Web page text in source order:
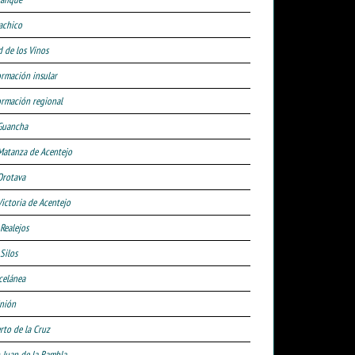
de los Vinos
insular
regional
de Acentejo
de Acentejo
de la Cruz